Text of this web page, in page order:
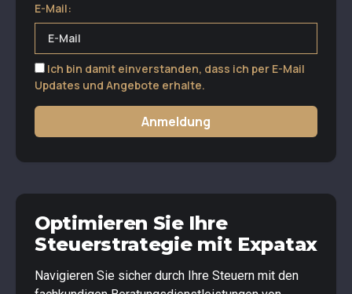
E-Mail:
Ich bin damit einverstanden, dass ich per E-Mail
Updates und Angebote erhalte.
Anmeldung
Optimieren Sie Ihre
Steuerstrategie mit Expatax
Navigieren Sie sicher durch Ihre Steuern mit den